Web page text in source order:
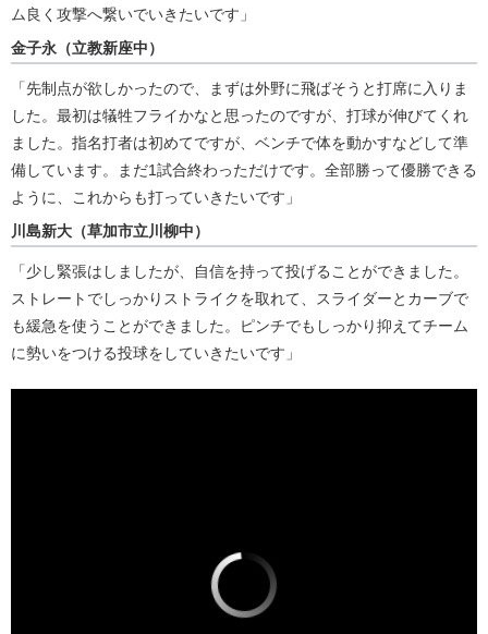
ム良く攻撃へ繋いでいきたいです」
金子永（立教新座中）
「先制点が欲しかったので、まずは外野に飛ばそうと打席に入りま
した。最初は犠牲フライかなと思ったのですが、打球が伸びてくれ
ました。指名打者は初めてですが、ベンチで体を動かすなどして準
備しています。まだ1試合終わっただけです。全部勝って優勝できる
ように、これからも打っていきたいです」
川島新大（草加市立川柳中）
「少し緊張はしましたが、自信を持って投げることができました。
ストレートでしっかりストライクを取れて、スライダーとカーブで
も緩急を使うことができました。ピンチでもしっかり抑えてチーム
に勢いをつける投球をしていきたいです」